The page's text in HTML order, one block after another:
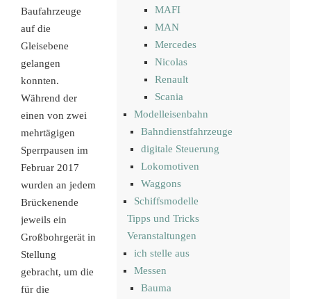
Baufahrzeuge
auf die
Gleisebene
gelangen
konnten.
Während der
einen von zwei
mehrtägigen
Sperrpausen im
Februar 2017
wurden an jedem
Brückenende
jeweils ein
Großbohrgerät in
Stellung
gebracht, um die
für die
MAFI
MAN
Mercedes
Nicolas
Renault
Scania
Modelleisenbahn
Bahndienstfahrzeuge
digitale Steuerung
Lokomotiven
Waggons
Schiffsmodelle
Tipps und Tricks
Veranstaltungen
ich stelle aus
Messen
Bauma